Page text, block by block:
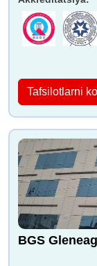
Tafsilotlarni
BGS